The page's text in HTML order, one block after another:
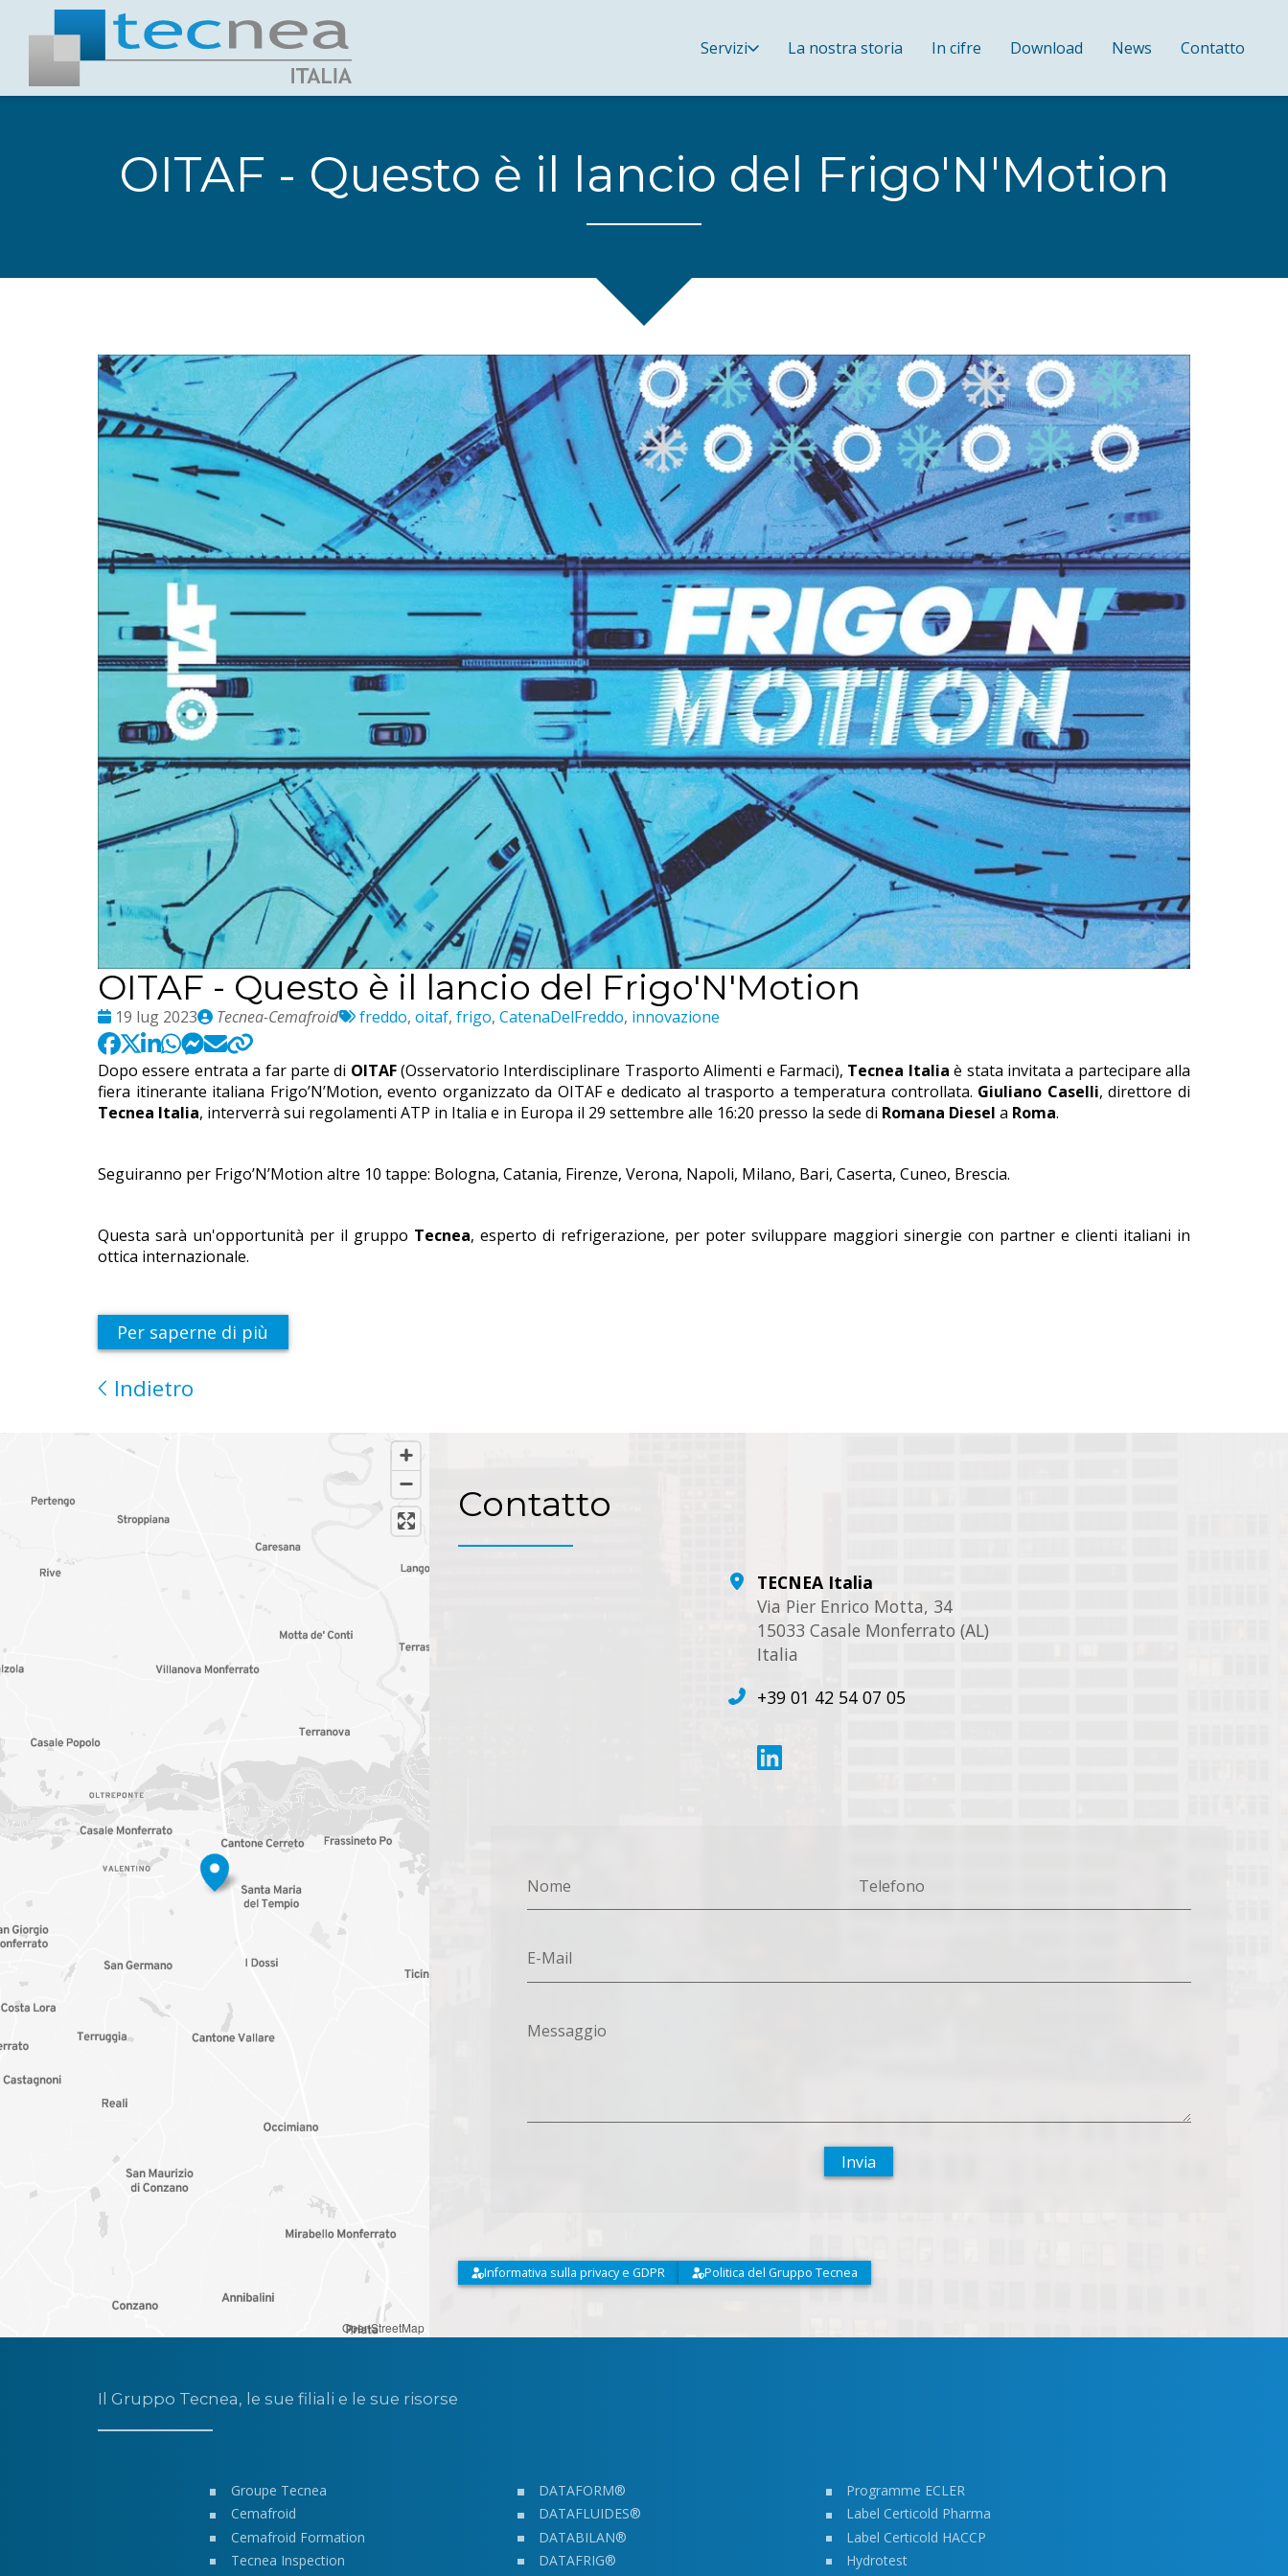
Servizi La nostra storia In cifre Download News Contatto
OITAF - Questo è il lancio del Frigo'N'Motion
OITAF - Questo è il lancio del Frigo'N'Motion
Date
:
19 lug 2023
Publié
par
Tecnea-Cemafroid Etichette:
freddo, oitaf, frigo, CatenaDelFreddo, innovazione
Dopo essere entrata a far parte di OITAF(Osservatorio Interdisciplinare Trasporto Alimenti e Farmaci), Tecnea Italia è stata invitata a partecipare alla
fiera itinerante italiana Frigo’N’Motion, evento organizzato da OITAF e dedicato al trasporto a temperatura controllata. Giuliano Caselli, direttore di
Tecnea Italia, interverrà sui regolamenti ATP in Italia e in Europa il 29 settembre alle 16:20 presso la sede di Romana Diesel a Roma.
Seguiranno per Frigo’N’Motion altre 10 tappe: Bologna, Catania, Firenze, Verona, Napoli, Milano, Bari, Caserta, Cuneo, Brescia.
Questa sarà un'opportunità per il gruppo Tecnea, esperto di refrigerazione, per poter sviluppare maggiori sinergie con partner e clienti italiani in
ottica internazionale.
Per saperne di più
Indietro
OpenStreetMap
Contatto
Nome Telefono
E-Mail
Messaggio
Invia
TECNEA Italia
Via Pier Enrico Motta, 34
15033 Casale Monferrato (AL)
Italia
+39 01 42 54 07 05
Informativa sulla privacy e GDPR Politica del Gruppo Tecnea
Il Gruppo Tecnea, le sue filiali e le sue risorse
Groupe Tecnea
Cemafroid
Cemafroid Formation
Tecnea Inspection
DATAFORM®
DATAFLUIDES®
DATABILAN®
DATAFRIG®
Programme ECLER
Label Certicold Pharma
Label Certicold HACCP
Hydrotest